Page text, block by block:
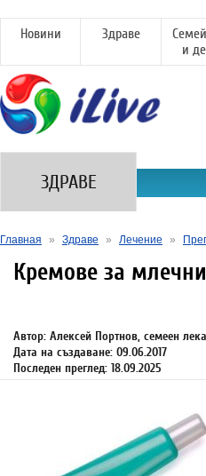
Новини Здраве
и
ЗДРАВЕ
Главная » Здраве » Лечение »
Кремове за
Автор: Алексей Портнов, семеен
Дата на създаване: 09.06.2017
Последен преглед: 18.09.2025